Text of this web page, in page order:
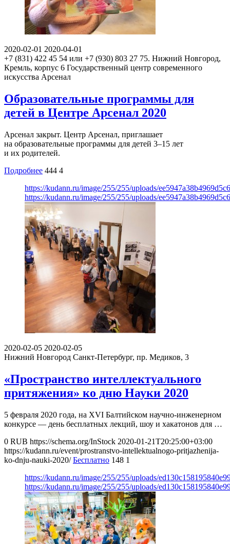
2020-02-01 2020-04-01
+7 (831) 422 45 54 или +7 (930) 803 27 75. Нижний Новгород,
Кремль, корпус 6 Государственный центр современного
искусства Арсенал
Образовательные программы для
детей в Центре Арсенал 2020
Арсенал закрыт. Центр Арсенал, приглашает
на образовательные программы для детей 3–15 лет
и их родителей.
Подробнее 444 4
https://kudann.ru/image/255/255/uploads/
https://kudann.ru/image/255/255/uploads/
2020-02-05 2020-02-05
Нижний Новгород Санкт-Петербург, пр. Медиков, 3
«Пространство интеллектуального
притяжения» ко дню Науки 2020
5 февраля 2020 года, на XVI Балтийском научно-инженерном
конкурсе — день бесплатных лекций, шоу и хакатонов для …
0 RUB https://schema.org/InStock 2020-01-21T20:25:00+03:00
https://kudann.ru/event/prostranstvo-intellektualnogo-pritjazhenija-
ko-dnju-nauki-2020/ Бесплатно 148 1
https://kudann.ru/image/255/255/uploads/
https://kudann.ru/image/255/255/uploads/